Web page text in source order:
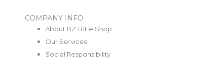
COMPANY INFO
About BZ Little Shop
Our Services
Social Responsibility